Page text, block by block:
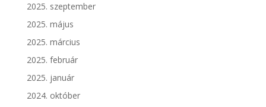
2025. szeptember
2025. május
2025. március
2025. február
2025. január
2024. október